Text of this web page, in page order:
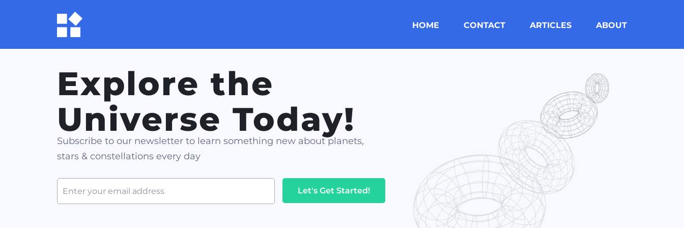
HOME CONTACT ARTICLES ABOUT
Explore the
Universe Today!
Subscribe to our newsletter to learn something new about planets,
stars & constellations every day
Let's Get Started!